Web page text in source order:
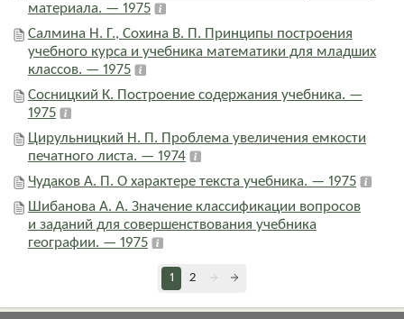
материала. — 1975
Салмина Н. Г., Сохина В. П. Принципы построения
учебного курса и учебника математики для младших
классов. — 1975
Сосницкий К. Построение содержания учебника. —
1975
Цирульницкий Н. П. Проблема увеличения емкости
печатного листа. — 1974
Чудаков А. П. О характере текста учебника. — 1975
Шибанова А. А. Значение классификации вопросов
и заданий для совершенствования учебника
географии. — 1975
1 2